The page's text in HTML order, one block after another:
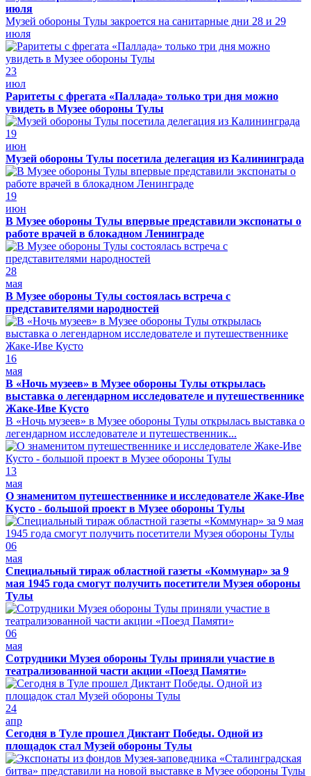
июля
Музей обороны Тулы закроется на санитарные дни 28 и 29
июля
23
июл
Раритеты с фрегата «Паллада» только три дня можно
увидеть в Музее обороны Тулы
19
июн
Музей обороны Тулы посетила делегация из Калининграда
19
июн
В Музее обороны Тулы впервые представили экспонаты о
работе врачей в блокадном Ленинграде
28
мая
В Музее обороны Тулы состоялась встреча с
представителями народностей
16
мая
В «Ночь музеев» в Музее обороны Тулы открылась
выставка о легендарном исследователе и путешественнике
Жаке-Иве Кусто
В «Ночь музеев» в Музее обороны Тулы открылась выставка о
легендарном исследователе и путешественник...
13
мая
О знаменитом путешественнике и исследователе Жаке-Иве
Кусто - большой проект в Музее обороны Тулы
06
мая
Специальный тираж областной газеты «Коммунар» за 9
мая 1945 года смогут получить посетители Музея обороны
Тулы
06
мая
Сотрудники Музея обороны Тулы приняли участие в
театрализованной части акции «Поезд Памяти»
24
апр
Сегодня в Туле прошел Диктант Победы. Одной из
площадок стал Музей обороны Тулы